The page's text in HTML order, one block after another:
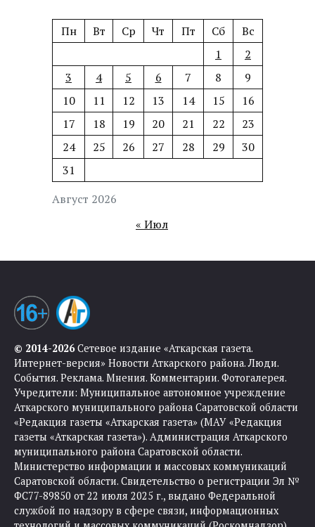
Август 2026
Пн Вт Ср Чт Пт Сб
Вс
1
2
3
4 5 6 7 8
9
10
11 12 13 14 15
16
17
18 19 20 21 22
23
24
25 26 27 28 29
30
31
« Июл
© 2014-2026Сетевое издание «Аткарская газета.
Интернет-версия» Новости Аткарского района. Люди.
События. Реклама. Мнения. Комментарии. Фотогалерея.
Учредители: Муниципальное автономное учреждение
Аткарского муниципального района Саратовской области
«Редакция газеты «Аткарская газета» (МАУ «Редакция
газеты «Аткарская газета»). Администрация Аткарского
муниципального района Саратовской области.
Министерство информации и массовых коммуникаций
Саратовской области. Свидетельство о регистрации Эл №
ФС77-89850 от 22 июля 2025 г., выдано Федеральной
службой по надзору в сфере связи, информационных